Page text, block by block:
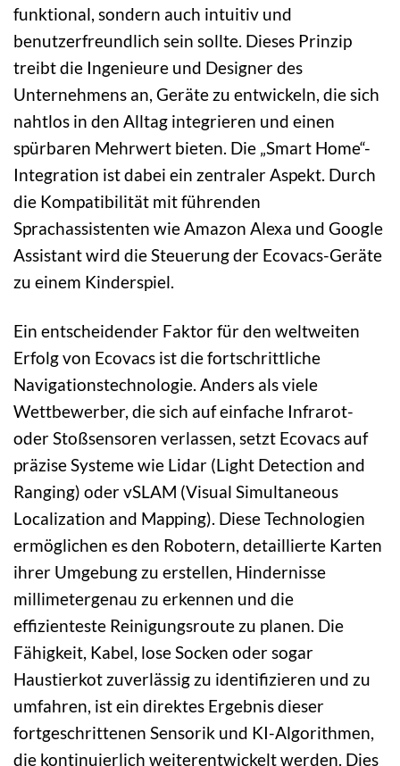
funktional, sondern auch intuitiv und
benutzerfreundlich sein sollte. Dieses Prinzip
treibt die Ingenieure und Designer des
Unternehmens an, Geräte zu entwickeln, die sich
nahtlos in den Alltag integrieren und einen
spürbaren Mehrwert bieten. Die „Smart Home“-
Integration ist dabei ein zentraler Aspekt. Durch
die Kompatibilität mit führenden
Sprachassistenten wie Amazon Alexa und Google
Assistant wird die Steuerung der Ecovacs-Geräte
zu einem Kinderspiel.
Ein entscheidender Faktor für den weltweiten
Erfolg von Ecovacs ist die fortschrittliche
Navigationstechnologie. Anders als viele
Wettbewerber, die sich auf einfache Infrarot-
oder Stoßsensoren verlassen, setzt Ecovacs auf
präzise Systeme wie Lidar (Light Detection and
Ranging) oder vSLAM (Visual Simultaneous
Localization and Mapping). Diese Technologien
ermöglichen es den Robotern, detaillierte Karten
ihrer Umgebung zu erstellen, Hindernisse
millimetergenau zu erkennen und die
effizienteste Reinigungsroute zu planen. Die
Fähigkeit, Kabel, lose Socken oder sogar
Haustierkot zuverlässig zu identifizieren und zu
umfahren, ist ein direktes Ergebnis dieser
fortgeschrittenen Sensorik und KI-Algorithmen,
die kontinuierlich weiterentwickelt werden. Dies